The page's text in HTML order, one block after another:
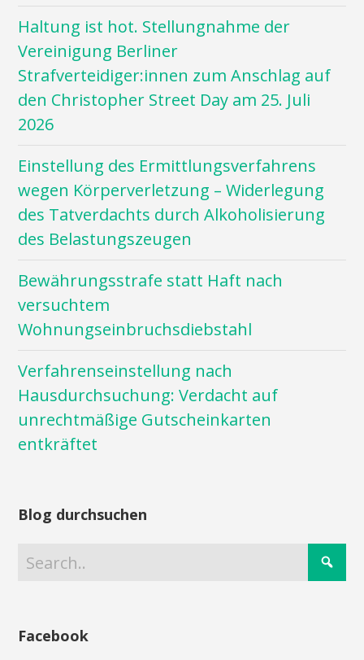
Haltung ist hot. Stellungnahme der
Vereinigung Berliner
Strafverteidiger:innen zum Anschlag auf
den Christopher Street Day am 25. Juli
2026
Einstellung des Ermittlungsverfahrens
wegen Körperverletzung – Widerlegung
des Tatverdachts durch Alkoholisierung
des Belastungszeugen
Bewährungsstrafe statt Haft nach
versuchtem
Wohnungseinbruchsdiebstahl
Verfahrenseinstellung nach
Hausdurchsuchung: Verdacht auf
unrechtmäßige Gutscheinkarten
entkräftet
Blog durchsuchen
Facebook